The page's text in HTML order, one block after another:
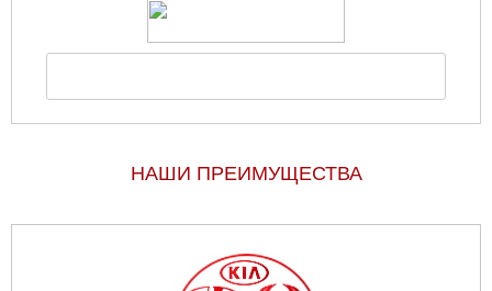
НАШИ ПРЕИМУЩЕСТВА